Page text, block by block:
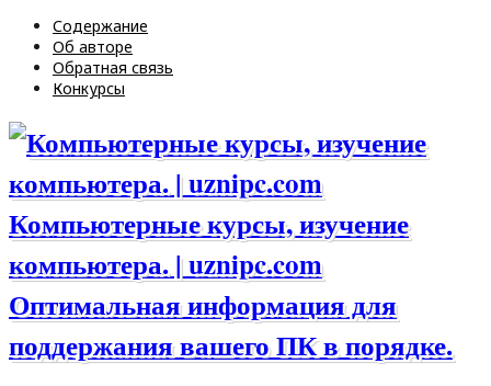
Содержание
Об авторе
Обратная связь
Конкурсы
Компьютерные курсы, изучение
компьютера. | uznipc.com
Оптимальная информация для
поддержания вашего ПК в порядке.